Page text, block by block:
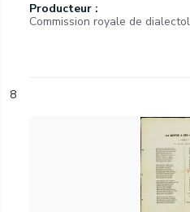
Producteur :
Commission royale de
8